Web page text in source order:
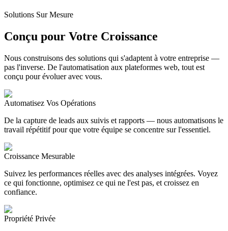
Solutions Sur Mesure
Conçu pour Votre Croissance
Nous construisons des solutions qui s'adaptent à votre entreprise —
pas l'inverse. De l'automatisation aux plateformes web, tout est
conçu pour évoluer avec vous.
Automatisez Vos Opérations
De la capture de leads aux suivis et rapports — nous automatisons le
travail répétitif pour que votre équipe se concentre sur l'essentiel.
Croissance Mesurable
Suivez les performances réelles avec des analyses intégrées. Voyez
ce qui fonctionne, optimisez ce qui ne l'est pas, et croissez en
confiance.
Propriété Privée